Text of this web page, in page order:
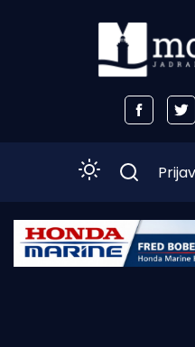
Početna